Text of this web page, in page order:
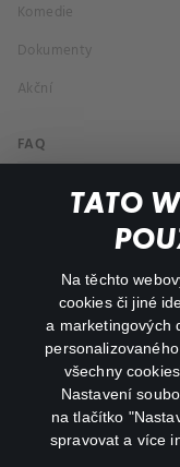
TATO
Na těchto
cookies či jiné
a marketingových
všechny
Nastavení
na tlačítko
spravovat a více
Komedie
Dokumenty
Akční
FAQ
Můj účet
Důležité odkazy
facebook